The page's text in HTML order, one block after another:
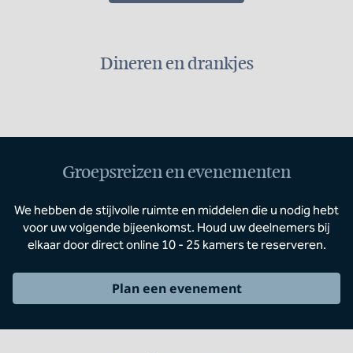
Dineren en drankjes
Groepsreizen en evenementen
We hebben de stijlvolle ruimte en middelen die u nodig hebt
voor uw volgende bijeenkomst. Houd uw deelnemers bij
elkaar door direct online 10 - 25 kamers te reserveren.
Plan een evenement